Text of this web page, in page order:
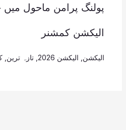
پولنگ پرامن ماحول
الیکشن کمشنر
الیکشن الیکشن 2026 , تازہ ترین